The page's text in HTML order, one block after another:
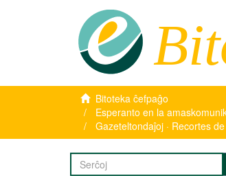
Bitoteka ĉefpaĝo
Esperanto en la
Gazeteltondaĵoj · Recortes